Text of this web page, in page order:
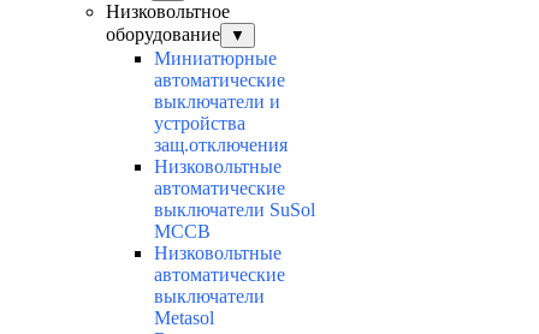
Низковольтное
оборудование
▼
Миниатюрные
автоматические
выключатели и
устройства
защ.отключения
Низковольтные
автоматические
выключатели SuSol
MCCB
Низковольтные
автоматические
выключатели
Metasol